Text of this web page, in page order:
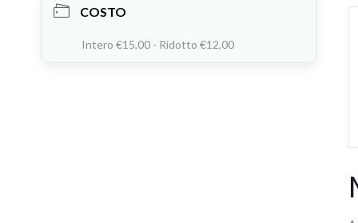
COSTO
Intero €15,00 - Ridotto €12,00